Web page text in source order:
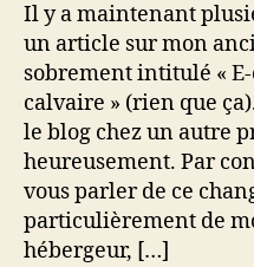
Il y a maintenant
un article sur mon
sobrement intitulé «
calvaire » (rien que
le blog chez un autre
heureusement. Par
vous parler de ce
particulièrement de
hébergeur, […]